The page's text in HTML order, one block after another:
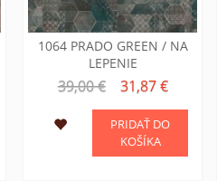
1064 PRADO GREEN / NA
LEPENIE
39,00 € 31,87 €
PRIDAŤ DO
KOŠÍKA